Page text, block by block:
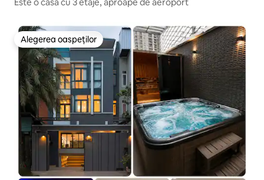
Este o casă cu 3 etaje, aproape de aeroport
Alegerea oaspeților
Alegerea oaspeților